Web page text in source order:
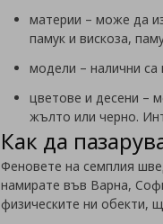
материи – може да
памук и вискоза,
модели – налични са
цветове и десени –
жълто или черно.
Как да
Феновете на семплия
намирате във Варна,
физическите ни обекти,